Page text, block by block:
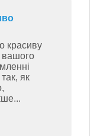
красиву
вашого
як